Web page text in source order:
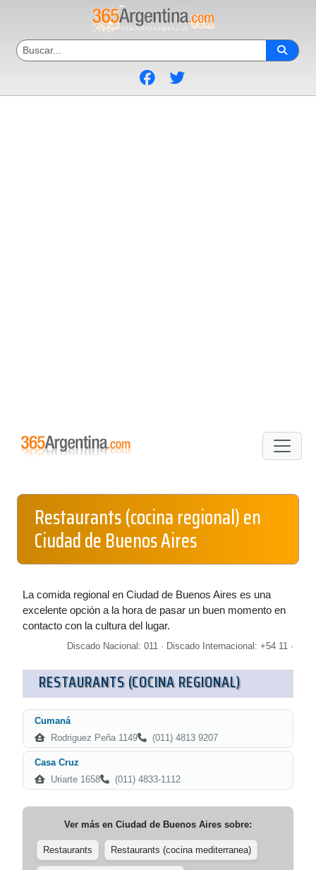
Restaurants (cocina regional) en
Ciudad de Buenos Aires
La comida regional en Ciudad de Buenos Aires es una
excelente opción a la hora de pasar un buen momento en
contacto con la cultura del lugar.
Discado Nacional: 011 · Discado Internacional: +54 11 ·
RESTAURANTS (COCINA REGIONAL)
Cumaná
Rodriguez Peña 1149
(011) 4813 9207
Casa Cruz
Uriarte 1658
(011) 4833-1112
Ver más en Ciudad de Buenos Aires sobre:
Restaurants Restaurants (cocina mediterranea)